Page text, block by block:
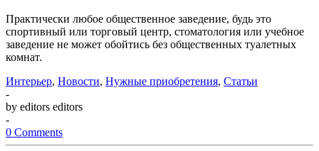
Практически любое общественное заведение, будь это
спортивный или торговый центр, стоматология или учебное
заведение не может обойтись без общественных туалетных
комнат.
Интерьер, Новости, Нужные приобретения, Статьи
-
by editors editors
-
0 Comments